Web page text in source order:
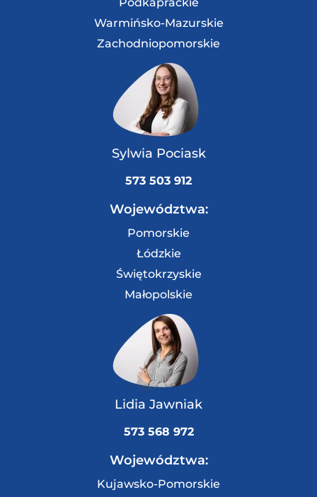
Podkaprackie
Warmińsko-Mazurskie
Zachodniopomorskie
Sylwia Pociask
573 503 912
Województwa:
Pomorskie
Łódzkie
Świętokrzyskie
Małopolskie
Lidia Jawniak
573 568 972
Województwa:
Kujawsko-Pomorskie